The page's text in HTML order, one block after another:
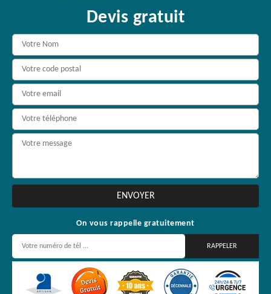
Devis gratuit
On vous rappelle gratuitement